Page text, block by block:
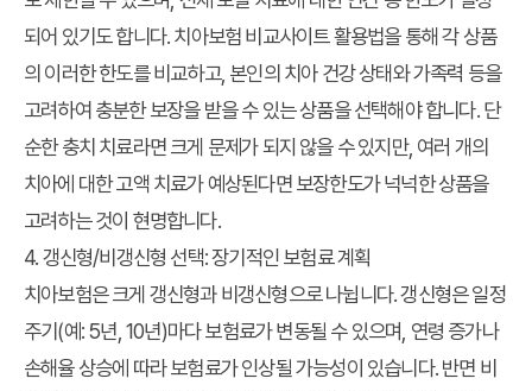
되어 있기도 합니다.치아보험 비교사이트 활용법을 통해 각 상품
의 이러한 한도를 비교하고, 본인의 치아 건강 상태와 가족력 등을
고려하여 충분한 보장을 받을 수 있는 상품을 선택해야 합니다. 단
순한 충치 치료라면 크게 문제가 되지 않을 수 있지만, 여러 개의
치아에 대한 고액 치료가 예상된다면 보장한도가 넉넉한 상품을
고려하는 것이 현명합니다.
4. 갱신형/비갱신형 선택: 장기적인 보험료 계획
치아보험은 크게 갱신형과 비갱신형으로 나뉩니다. 갱신형은 일정
주기(예: 5년, 10년)마다 보험료가 변동될 수 있으며, 연령 증가나
손해율 상승에 따라 보험료가 인상될 가능성이 있습니다. 반면 비